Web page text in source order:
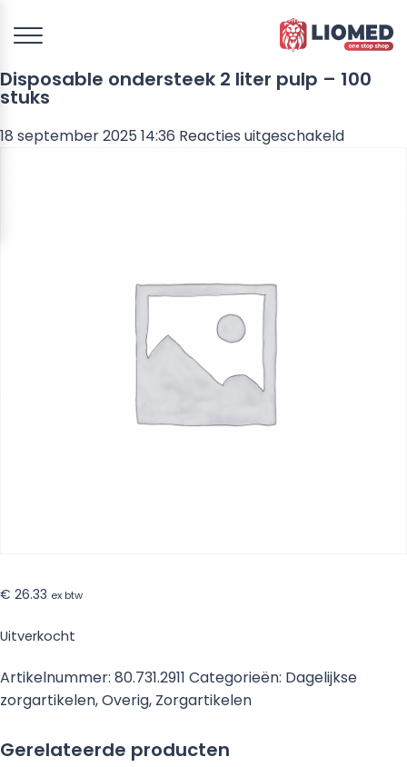
Disposable ondersteek 2 liter pulp – 100
stuks
18 september 2025 14:36 Reacties uitgeschakeldvoor
€ 26.33 ex btw
Uitverkocht
Artikelnummer: 80.731.2911 Categorieën: Dagelijkse
zorgartikelen,Overig, Zorgartikelen
Gerelateerde producten